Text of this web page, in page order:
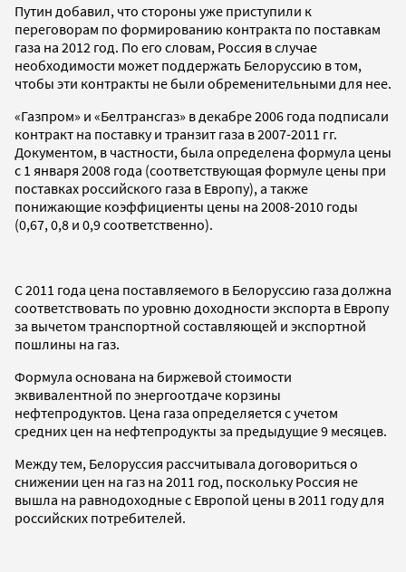
Путин добавил, что стороны уже приступили к
переговорам по формированию контракта по поставкам
газа на 2012 год. По его словам, Россия в случае
необходимости может поддержать Белоруссию в том,
чтобы эти контракты не были обременительными для нее.
«Газпром» и «Белтрансгаз» в декабре 2006 года подписали
контракт на поставку и транзит газа в 2007-2011 гг.
Документом, в частности, была определена формула цены
с 1 января 2008 года (соответствующая формуле цены при
поставках российского газа в Европу), а также
понижающие коэффициенты цены на 2008-2010 годы
(0,67, 0,8 и 0,9 соответственно).
С 2011 года цена поставляемого в Белоруссию газа должна
соответствовать по уровню доходности экспорта в Европу
за вычетом транспортной составляющей и экспортной
пошлины на газ.
Формула основана на биржевой стоимости
эквивалентной по энергоотдаче корзины
нефтепродуктов. Цена газа определяется с учетом
средних цен на нефтепродукты за предыдущие 9 месяцев.
Между тем, Белоруссия рассчитывала договориться о
снижении цен на газ на 2011 год, поскольку Россия не
вышла на равнодоходные с Европой цены в 2011 году для
российских потребителей.